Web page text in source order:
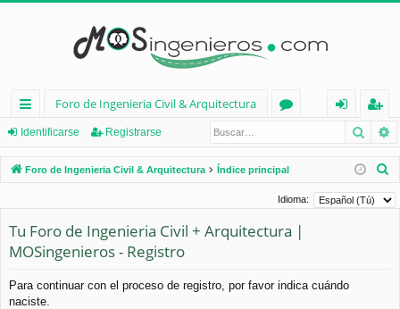
nl
ac
es
pi
os
Foro de Ingenieria Civil & Arquitectura
os
nt
ifi
eg
ist
ra
Identificarse Registrarse
Foro de Ingenieria Civil & Arquitectura Índice principal
s
Idioma:
Tu Foro de Ingenieria Civil + Arquitectura |
MOSingenieros - Registro
Para continuar con el proceso de registro, por favor indica cuándo
naciste.